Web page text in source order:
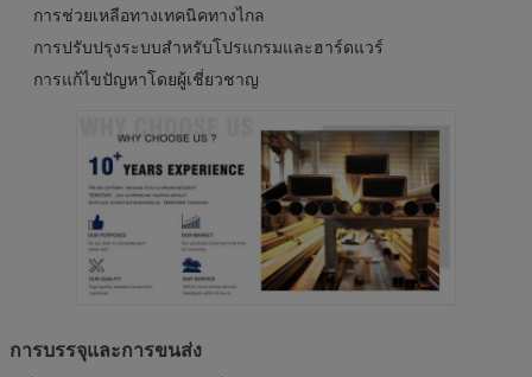
การช่วยเหลือทางเทคนิคทางไกล
การปรับปรุงระบบสําหรับโปรแกรมและฮาร์ดแวร์
การแก้ไขปัญหาโดยผู้เชี่ยวชาญ
การบรรจุและการขนส่ง